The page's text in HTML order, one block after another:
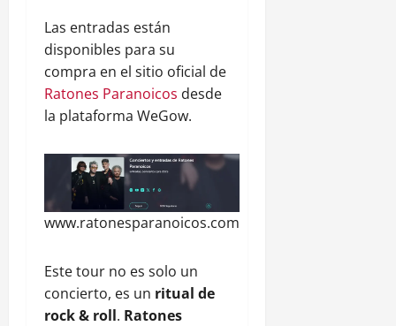
Las entradas están
disponibles para su
compra en el sitio oficial de
Ratones Paranoicos desde
la plataforma WeGow.
www.ratonesparanoicos.com
Este tour no es solo un
concierto, es un ritual de
rock & roll. Ratones